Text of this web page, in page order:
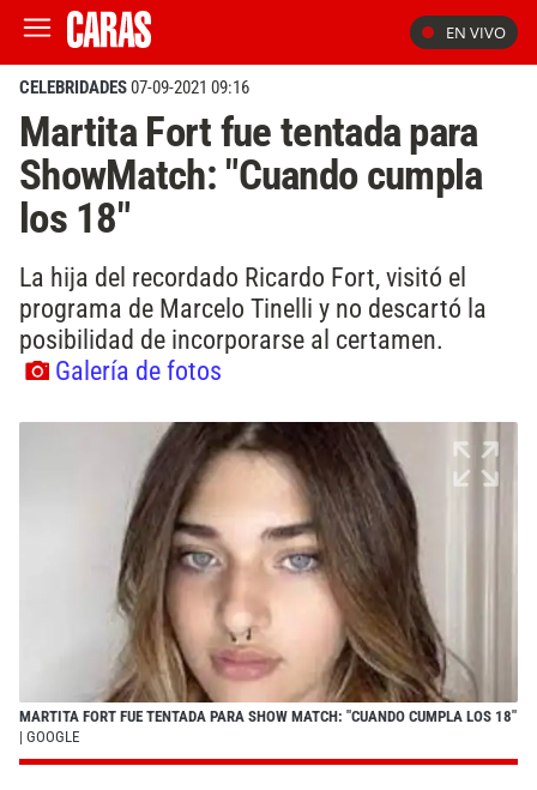
EN VIVO
CELEBRIDADES07-09-2021 09:16
Martita Fort fue tentada para
ShowMatch: "Cuando cumpla
los 18"
La hija del recordado Ricardo Fort, visitó el
programa de Marcelo Tinelli y no descartó la
posibilidad de incorporarse al certamen.
Galería de fotos
MARTITA FORT FUE TENTADA PARA SHOW MATCH: "CUANDO CUMPLA LOS 18"
| GOOGLE